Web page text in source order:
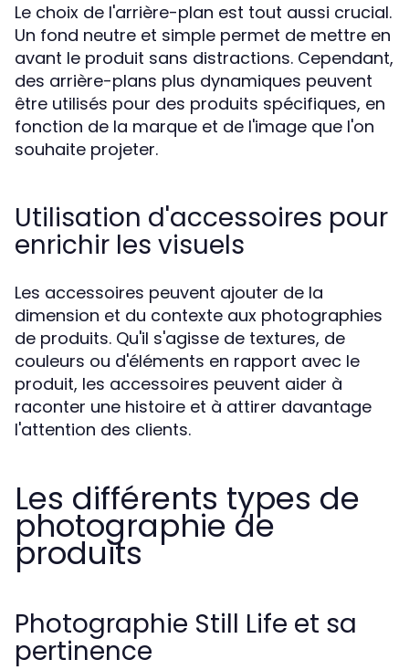
Le choix de l'arrière-plan est tout aussi crucial.
Un fond neutre et simple permet de mettre en
avant le produit sans distractions. Cependant,
des arrière-plans plus dynamiques peuvent
être utilisés pour des produits spécifiques, en
fonction de la marque et de l'image que l'on
souhaite projeter.
Utilisation d'accessoires pour
enrichir les visuels
Les accessoires peuvent ajouter de la
dimension et du contexte aux photographies
de produits. Qu'il s'agisse de textures, de
couleurs ou d'éléments en rapport avec le
produit, les accessoires peuvent aider à
raconter une histoire et à attirer davantage
l'attention des clients.
Les différents types de
photographie de
produits
Photographie Still Life et sa
pertinence